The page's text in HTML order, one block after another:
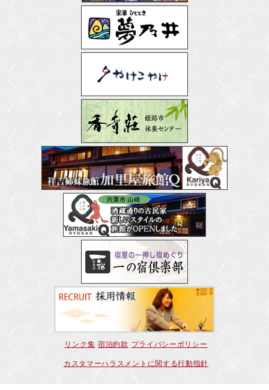
リンク集 宿泊約款 プライバシーポリシー
カスタマーハラスメントに関する行動指針